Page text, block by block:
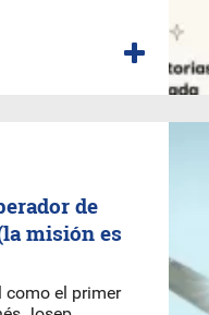
de
misión es
como el primer